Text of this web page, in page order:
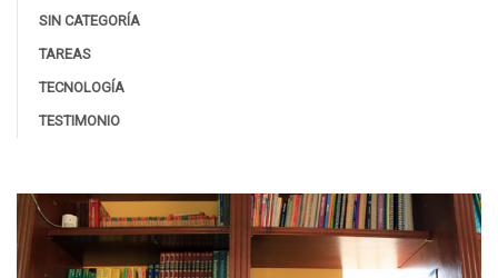
SIN CATEGORÍA
TAREAS
TECNOLOGÍA
TESTIMONIO